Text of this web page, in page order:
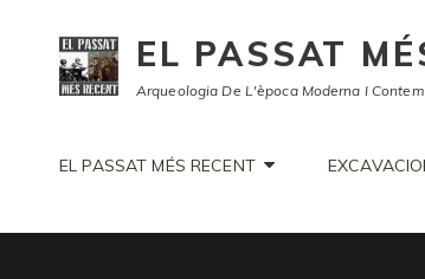
EL PASSAT
Arqueologia De L'època Moderna I
EL PASSAT MÉS RECENT